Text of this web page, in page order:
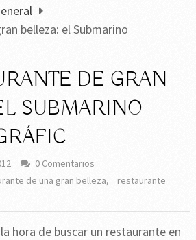
belleza: el Submarino
DE GRAN
SUBMARINO
0 Comentarios
de una gran belleza,
restaurante
hora de buscar un restaurante en